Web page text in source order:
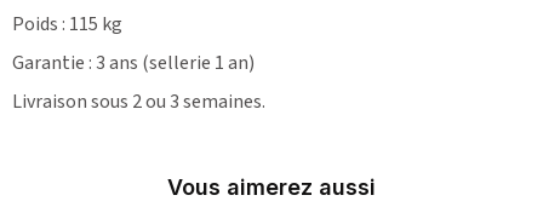
Poids : 115 kg
Garantie : 3 ans (sellerie 1 an)
Livraison sous 2 ou 3 semaines.
Vous aimerez aussi